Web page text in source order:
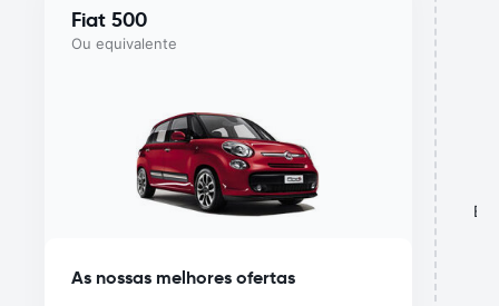
Fiat 500
Ou equivalente
As nossas melhores ofertas